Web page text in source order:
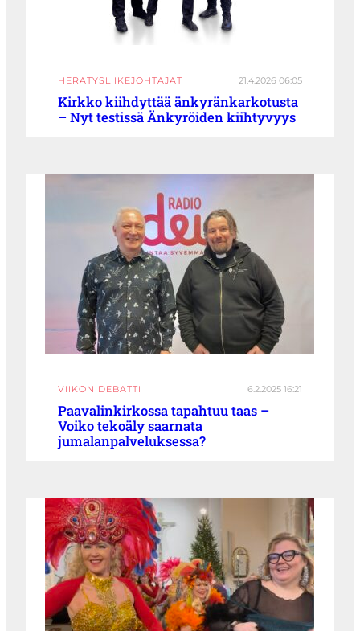
HERÄTYSLIIKEJOHTAJAT 21.4.2026 06:05
Kirkko kiihdyttää änkyränkarkotusta
– Nyt testissä Änkyröiden kiihtyvyys
VIIKON DEBATTI 6.2.2025 16:21
Paavalinkirkossa tapahtuu taas –
Voiko tekoäly saarnata
jumalanpalveluksessa?